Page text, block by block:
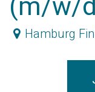
(m/w/
Hamburg